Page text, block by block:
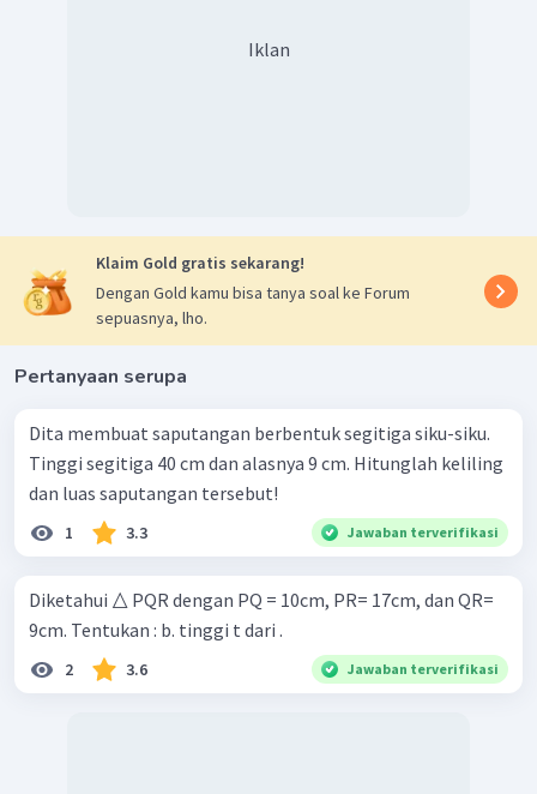
Iklan
Klaim Gold gratis sekarang!
Dengan Gold kamu bisa tanya soal ke Forum
sepuasnya, lho.
Pertanyaan serupa
Dita membuat saputangan berbentuk segitiga siku-siku.
Tinggi segitiga 40 cm dan alasnya 9 cm. Hitunglah keliling
dan luas saputangan tersebut!
1 3.3 Jawaban terverifikasi
Diketahui △ PQR dengan PQ = 10cm, PR= 17cm, dan QR=
9cm. Tentukan : b. tinggi t dari .
2 3.6 Jawaban terverifikasi